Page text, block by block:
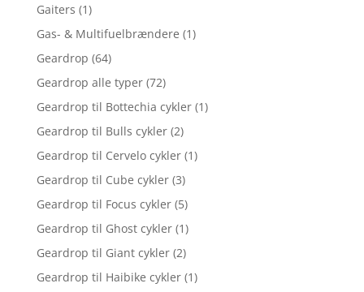
Gaiters (1)
Gas- & Multifuelbrændere (1)
Geardrop (64)
Geardrop alle typer (72)
Geardrop til Bottechia cykler (1)
Geardrop til Bulls cykler (2)
Geardrop til Cervelo cykler (1)
Geardrop til Cube cykler (3)
Geardrop til Focus cykler (5)
Geardrop til Ghost cykler (1)
Geardrop til Giant cykler (2)
Geardrop til Haibike cykler (1)